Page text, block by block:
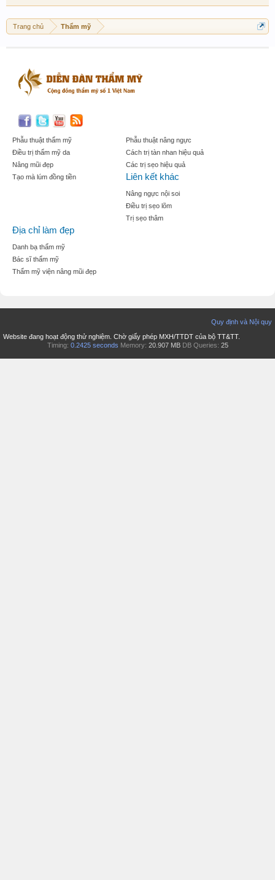
Trang chủ Thẩm mỹ
Phẫu thuật thẩm mỹ
Điều trị thẩm mỹ da
Nâng mũi đẹp
Tạo mà lúm đồng tiền
Phẫu thuật nâng ngực
Cách trị tàn nhan hiệu quả
Các trị sẹo hiệu quả
Liên kết khác
Nâng ngực nội soi
Điều trị sẹo lõm
Trị sẹo thâm
Địa chỉ làm đẹp
Danh bạ thẩm mỹ
Bác sĩ thẩm mỹ
Thẩm mỹ viện nâng mũi đẹp
Quy định và Nội quy
Website đang hoạt động thử nghiệm. Chờ giấy phép MXH/TTDT của bộ TT&TT.
Timing: 0.2425 seconds Memory: 20.907 MB DB Queries: 25